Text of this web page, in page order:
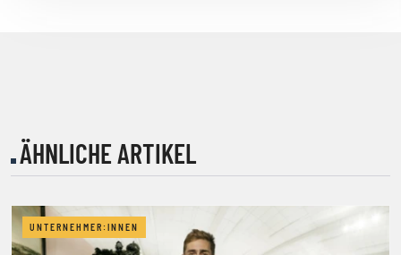
ÄHNLICHE ARTIKEL
UNTERNEHMER:INNEN